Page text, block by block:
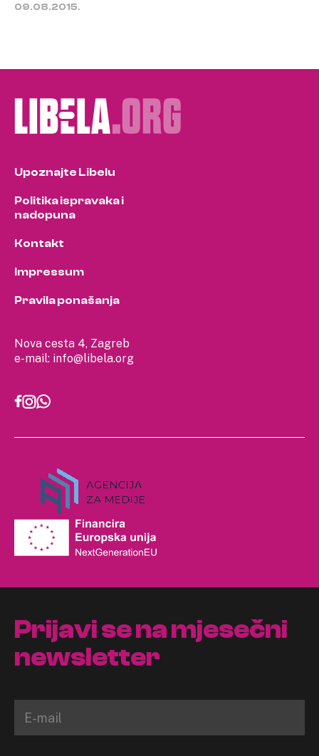
09.08.2015.
Nova cesta 4, Zagreb
e-mail: info@libela.org
Upoznajte Libelu
Politika ispravaka i
nadopuna
Kontakt
Impressum
Pravila ponašanja
Prijavi se na mjesečni
newsletter